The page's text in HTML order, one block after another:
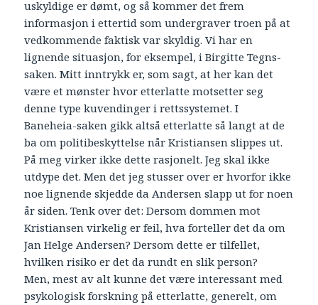
uskyldige er dømt, og så kommer det frem
informasjon i ettertid som undergraver troen på at
vedkommende faktisk var skyldig. Vi har en
lignende situasjon, for eksempel, i Birgitte Tegns-
saken. Mitt inntrykk er, som sagt, at her kan det
være et mønster hvor etterlatte motsetter seg
denne type kuvendinger i rettssystemet. I
Baneheia-saken gikk altså etterlatte så langt at de
ba om politibeskyttelse når Kristiansen slippes ut.
På meg virker ikke dette rasjonelt. Jeg skal ikke
utdype det. Men det jeg stusser over er hvorfor ikke
noe lignende skjedde da Andersen slapp ut for noen
år siden. Tenk over det: Dersom dommen mot
Kristiansen virkelig er feil, hva forteller det da om
Jan Helge Andersen? Dersom dette er tilfellet,
hvilken risiko er det da rundt en slik person?
Men, mest av alt kunne det være interessant med
psykologisk forskning på etterlatte, generelt, om